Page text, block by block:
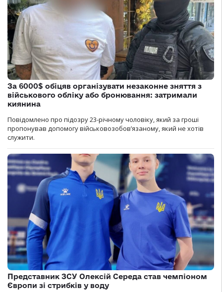
За 6000$ обіцяв організувати незаконне зняття з
військового обліку або бронювання: затримали
киянина
Повідомлено про підозру 23-річному чоловіку, який за гроші
пропонував допомогу військовозобов’язаному, який не хотів
служити.
Представник ЗСУ Олексій Середа став чемпіоном
Європи зі стрибків у воду